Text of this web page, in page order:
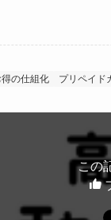
り日々の支払をお
変更点
得の仕組化 プリペイド
この